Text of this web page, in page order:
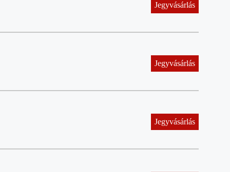
Jegyvásárlás
Jegyvásárlás
Jegyvásárlás